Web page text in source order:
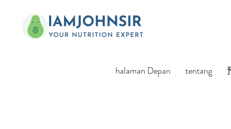
halaman Depan tentang